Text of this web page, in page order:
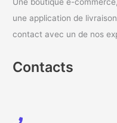
Une boutique e-
une application de
contact avec un de nos
Contacts